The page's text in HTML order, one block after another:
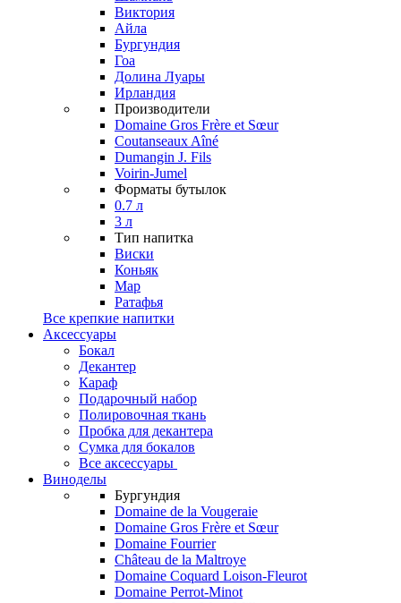
Виктория
Айла
Бургундия
Гоа
Долина Луары
Ирландия
Производители
Domaine Gros Frère et Sœur
Coutanseaux Aîné
Dumangin J. Fils
Voirin-Jumel
Форматы бутылок
0.7 л
3 л
Тип напитка
Виски
Коньяк
Мар
Ратафья
Все крепкие напитки
Аксессуары
Бокал
Декантер
Караф
Подарочный набор
Полировочная ткань
Пробка для декантера
Сумка для бокалов
Все аксессуары
Виноделы
Бургундия
Domaine de la Vougeraie
Domaine Gros Frère et Sœur
Domaine Fourrier
Château de la Maltroye
Domaine Coquard Loison-Fleurot
Domaine Perrot-Minot